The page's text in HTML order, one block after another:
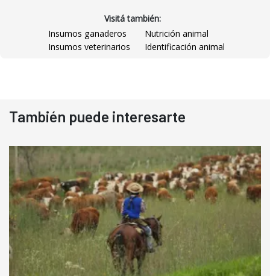
Visitá también:
Insumos ganaderos
Nutrición animal
Insumos veterinarios
Identificación animal
También puede interesarte